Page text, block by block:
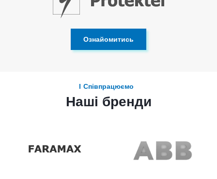
Ознайомитись
Співпрацюємо
Наші бренди